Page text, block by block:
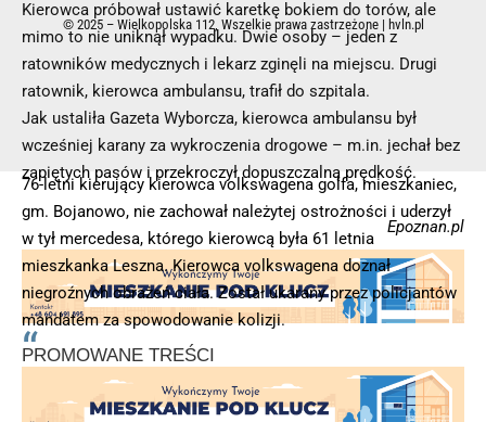
Kierowca próbował ustawić karetkę bokiem do torów, ale
mimo to nie uniknął wypadku. Dwie osoby – jeden z
ratowników medycznych i lekarz zginęli na miejscu. Drugi
ratownik, kierowca ambulansu, trafił do szpitala.
Jak ustaliła Gazeta Wyborcza, kierowca ambulansu był
wcześniej karany za wykroczenia drogowe – m.in. jechał bez
zapiętych pasów i przekroczył dopuszczalną prędkość.
Epoznan.pl
76-letni kierujący kierowca volkswagena golfa, mieszkaniec,
gm. Bojanowo, nie zachował należytej ostrożności i uderzył
w tył mercedesa, którego kierowcą była 61 letnia
mieszkanka Leszna. Kierowca volkswagena doznał
niegroźnych obrażeń ciała. Został ukarany przez policjantów
mandatem za spowodowanie kolizji.
© 2025 – Wielkopolska 112, Wszelkie prawa zastrzeżone | hvln.pl